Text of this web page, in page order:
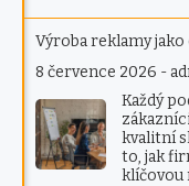
Výroba reklamy
8 července 2026 -
Každý
kvalitní
to, jak
klíčovou